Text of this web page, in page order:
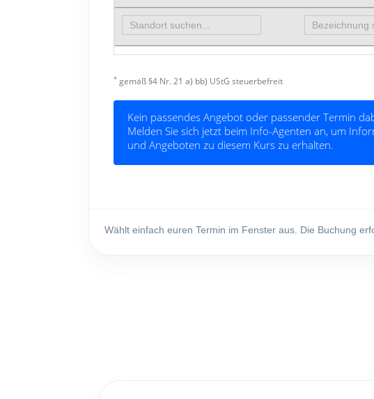
Wählt einfach euren Termin im Fenster aus. Die Buchung